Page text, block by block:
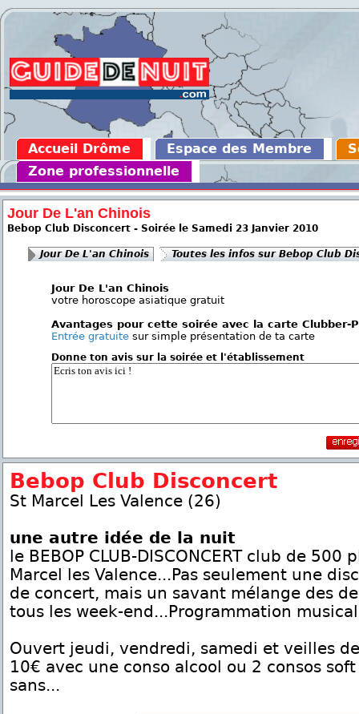
Accueil Drôme Espace des Membre
Zone professionnelle
Jour De L'an Chinois
Bebop Club Disconcert - Soirée le Samedi 23 Janvier 2010
Jour De L'an Chinois Toutes les infos sur Bebop Club
Jour De L'an Chinois
votre horoscope asiatique gratuit
Avantages pour cette soirée avec la carte Clubber-
Entrée gratuite sur simple présentation de ta carte
Donne ton avis sur la soirée et l'établissement
Bebop Club Disconcert
St Marcel Les Valence (26)
une autre idée de la nuit
le BEBOP CLUB-DISCONCERT club de 500
Marcel les Valence...Pas seulement une
de concert, mais un savant mélange des
tous les week-end...Programmation
Ouvert jeudi, vendredi, samedi et veilles
10€ avec une conso alcool ou 2 consos
sans...